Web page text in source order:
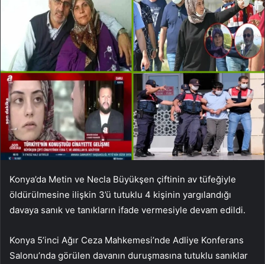
Konya’da Metin ve Necla Büyükşen çiftinin av tüfeğiyle
öldürülmesine ilişkin 3’ü tutuklu 4 kişinin yargılandığı
davaya sanık ve tanıkların ifade vermesiyle devam edildi.
Konya 5’inci Ağır Ceza Mahkemesi’nde Adliye Konferans
Salonu’nda görülen davanın duruşmasına tutuklu sanıklar